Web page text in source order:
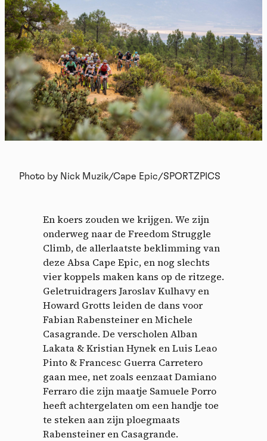
Photo by Nick Muzik/Cape Epic/SPORTZPICS
En koers zouden we krijgen. We zijn
onderweg naar de Freedom Struggle
Climb, de allerlaatste beklimming van
deze Absa Cape Epic, en nog slechts
vier koppels maken kans op de ritzege.
Geletruidragers Jaroslav Kulhavy en
Howard Grotts leiden de dans voor
Fabian Rabensteiner en Michele
Casagrande. De verscholen Alban
Lakata & Kristian Hynek en Luis Leao
Pinto & Francesc Guerra Carretero
gaan mee, net zoals eenzaat Damiano
Ferraro die zijn maatje Samuele Porro
heeft achtergelaten om een handje toe
te steken aan zijn ploegmaats
Rabensteiner en Casagrande.